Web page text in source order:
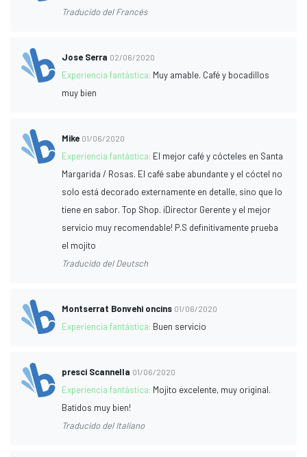
Traducido del Francés
Jose Serra 02/06/2020
Experiencia fantástica: Muy amable. Café y bocadillos
muy bien
Mike 01/06/2020
Experiencia fantástica: El mejor café y cócteles en Santa
Margarida / Rosas. El café sabe abundante y el cóctel no
solo está decorado externamente en detalle, sino que lo
tiene en sabor. Top Shop. ¡Director Gerente y el mejor
servicio muy recomendable! P.S definitivamente prueba
el mojito
Traducido del Deutsch
Montserrat Bonvehi oncins 01/06/2020
Experiencia fantástica: Buen servicio
presci Scannella 01/06/2020
Experiencia fantástica: Mojito excelente, muy original.
Batidos muy bien!
Traducido del Italiano